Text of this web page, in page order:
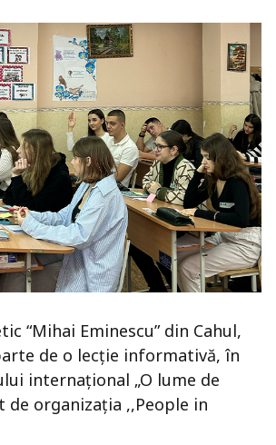
“Mihai Eminescu” din Cahul,
de o lecție informativă, în
internațional „O lume de
de organizația ,,People in